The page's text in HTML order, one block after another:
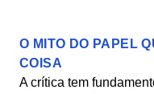
O MITO DO PAPEL
COISA
A crítica tem